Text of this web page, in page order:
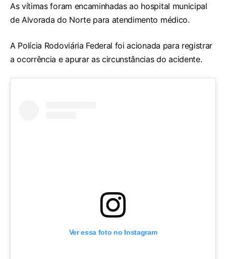
As vítimas foram encaminhadas ao hospital municipal
de Alvorada do Norte para atendimento médico.
A Polícia Rodoviária Federal foi acionada para registrar
a ocorrência e apurar as circunstâncias do acidente.
Ver essa foto no Instagram